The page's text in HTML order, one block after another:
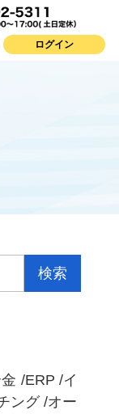
ログイン
ERP
イ
ング オー